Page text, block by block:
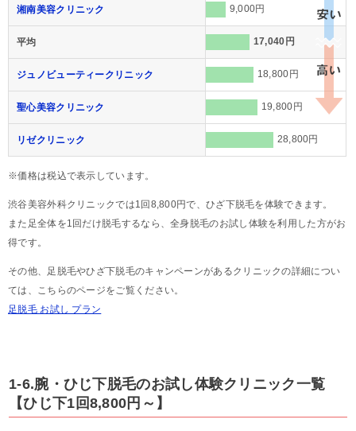
湘南美容クリニック 9,000円
平均 17,040円
ジュノビューティークリニック 18,800円
聖心美容クリニック 19,800円
リゼクリニック 28,800円
※価格は税込で表示しています。
渋谷美容外科クリニックでは1回8,800円で、ひざ下脱毛を体験できます。
また足全体を1回だけ脱毛するなら、全身脱毛のお試し体験を利用した方がお
得です。
その他、足脱毛やひざ下脱毛のキャンペーンがあるクリニックの詳細につい
ては、こちらのページをご覧ください。
足脱毛 お試し プラン
1-6.腕・ひじ下脱毛のお試し体験クリニック一覧
【ひじ下1回8,800円～】